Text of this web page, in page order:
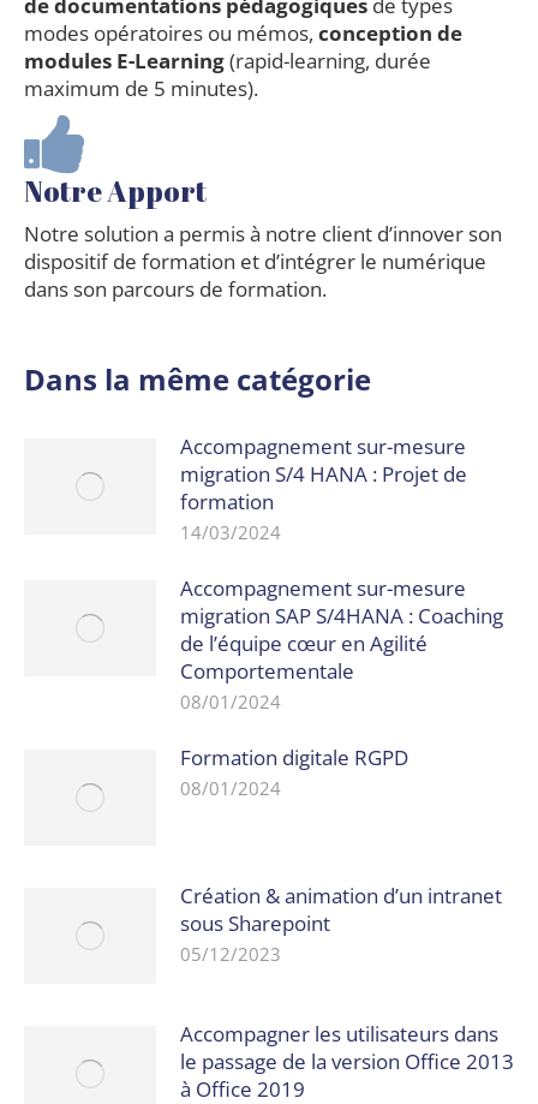
modes opératoires ou mémos, conception de
modules E-Learning(rapid-learning, durée
maximum de 5 minutes).
Notre Apport
Notre solution a permis à notre client d’innover son
dispositif de formation et d’intégrer le numérique
dans son parcours de formation.
Dans la même catégorie
Accompagnement sur-mesure
migration S/4 HANA : Projet de
formation
14/03/2024
Accompagnement sur-mesure
migration SAP S/4HANA : Coaching
de l’équipe cœur en Agilité
Comportementale
08/01/2024
Formation digitale RGPD
08/01/2024
Création & animation d’un intranet
sous Sharepoint
05/12/2023
Accompagner les utilisateurs dans
le passage de la version Office 2013
à Office 2019